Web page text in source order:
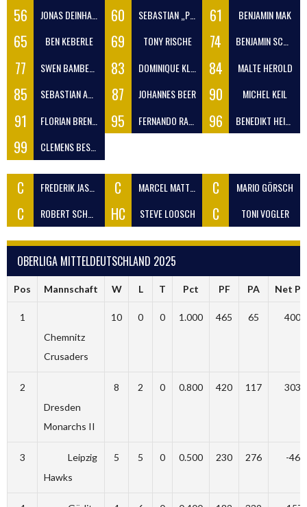
56 JONAS DEINHARDT 60 SEBASTIAN „PENNY“ WAGNER 61 BENJAMIN MAK
65 BEN KEBERLE 69 TONY RISCHE 74 BENJAMIN SCHNEIDER
77 SWEN BAMBERG 83 DOMINIQUE KLOTZ 84 MALTE HEROLD
85 SEBASTIAN AHRENDT 87 JOHANNES BEER 90 MICHEL KEIL
91 FLORIAN BRENNER 95 FERNANDO RAMIREZ ROSALES 96 BENEDIKT HEINS
99 CLEMENS BESCHNITT
C FREDERIK JASENSKY C MARCEL MATTICK C MARIO GÖRSCH
C ROBERT SCHWAN HC STEVE LOOSCH C TONI VOGLER
OBERLIGA MITTELDEUTSCHLAND 2025
Pos Mannschaft W L T Pct PF PA Net
1
Chemnitz
Crusaders
10 0 0 1.000 465 65 400
2
Dresden
Monarchs II
8 2 0 0.800 420 117 303
3
Leipzig
Hawks
5 5 0 0.500 230 276 -46